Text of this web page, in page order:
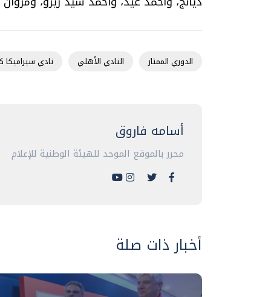
الدوري الممتاز النادي الأهلي نادي سيراميكا
أسامه فاروق
محرر بالموقع الموحد للهيئة الوطنية للإعلام
أخبار ذات صلة